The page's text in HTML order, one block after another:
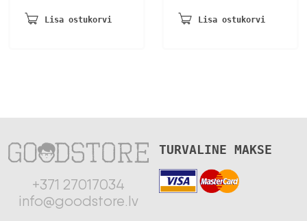
oli:
on:
Lisa ostukorvi
oli:
on:
Lisa ostukorvi
+371 27017034
info@goodstore.lv
TURVALINE MAKSE